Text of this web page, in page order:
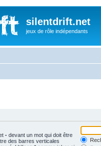
silentdrift.net
jeux de rôle indépendants
- devant un mot qui doit être
des barres verticales